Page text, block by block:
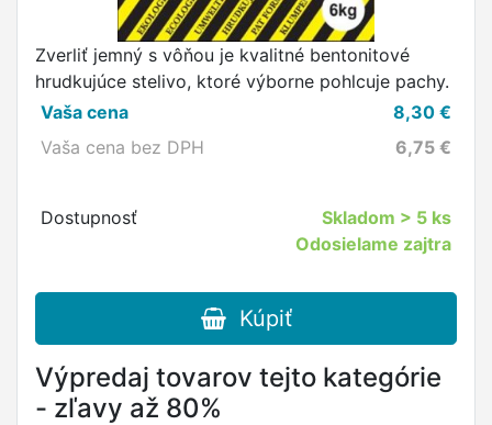
Zverliť jemný s vôňou je kvalitné bentonitové
hrudkujúce stelivo, ktoré výborne pohlcuje pachy.
Vaša cena
8,30 €
Vaša cena bez DPH
6,75 €
Dostupnosť Skladom > 5 ks
Odosielame zajtra
Kúpiť
Výpredaj tovarov tejto kategórie
- zľavy až 80%